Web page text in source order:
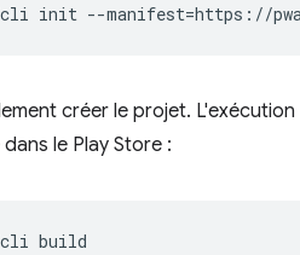
cli init --manifest=
créer le projet.
le Play Store :
cli